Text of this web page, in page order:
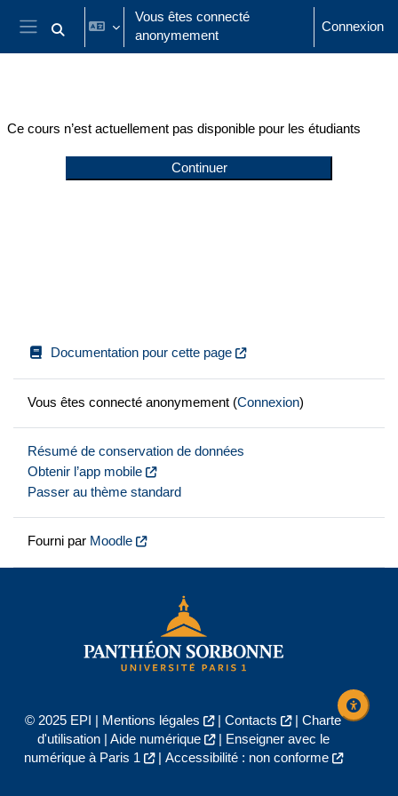
Passer au contenu principal
Panneau latéral
Activer/désactiver la saisie de recherche
Vous êtes connecté
anonymement
Connexion
Ce cours n’est actuellement pas disponible pour les étudiants
Continuer
Documentation pour cette page
Vous êtes connecté anonymement (Connexion)
Résumé de conservation de données
Obtenir l’app mobile
Passer au thème standard
Fourni par Moodle
© 2025 EPI | Mentions légales | Contacts | Charte
d'utilisation| Aide numérique |
Enseigner avec le
numérique à Paris 1
| Accessibilité : non conforme